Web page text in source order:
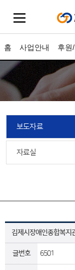
홈 사업안내 후원
보도자료
자료실
김제시장애인종합복지
글번호 6501